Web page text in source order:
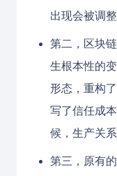
出现会被调
第二，区块
生根本性的
形态，重构
写了信任成
候，生产关
第三，原有